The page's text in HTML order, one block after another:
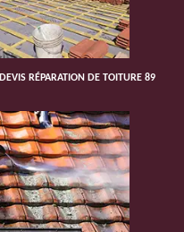
DEVIS RÉPARATION DE TOITURE 89